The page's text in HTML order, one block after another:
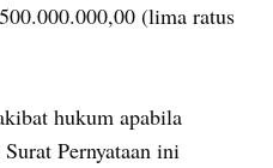
(lima ratus
hukum apabila
Pernyataan ini